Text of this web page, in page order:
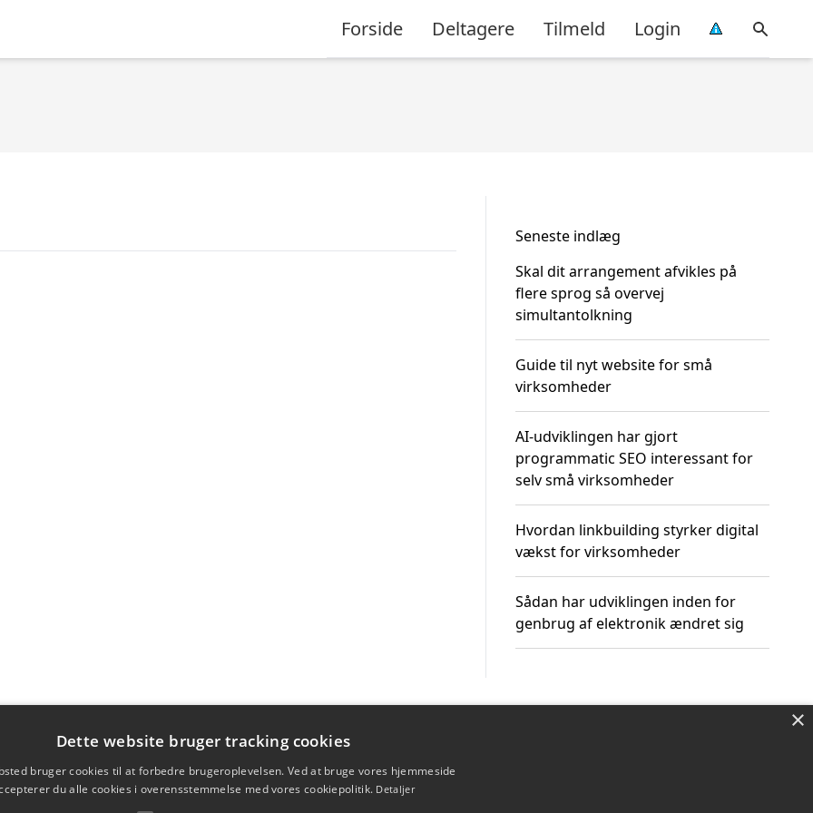
Forside Deltagere Tilmeld Login
Seneste indlæg
Skal dit arrangement afvikles på
flere sprog så overvej
simultantolkning
Guide til nyt website for små
virksomheder
AI-udviklingen har gjort
programmatic SEO interessant for
selv små virksomheder
Hvordan linkbuilding styrker digital
vækst for virksomheder
Sådan har udviklingen inden for
genbrug af elektronik ændret sig
×
Dette website bruger tracking cookies
bruger cookies til at forbedre brugeroplevelsen. Ved at bruge vores hjemmeside
du alle cookies i overensstemmelse med vores cookiepolitik. Detaljer